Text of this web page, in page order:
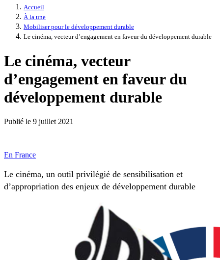
Accueil
À la une
Mobiliser pour le développement durable
Le cinéma, vecteur d’engagement en faveur du développement durable
Le cinéma, vecteur
d’engagement en faveur du
développement durable
Publié le 9 juillet 2021
En France
Le cinéma, un outil privilégié de sensibilisation et
d’appropriation des enjeux de développement durable